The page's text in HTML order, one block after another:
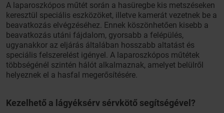
A laparoszkópos műtét során a hasüregbe kis metszéseken
keresztül speciális eszközöket, illetve kamerát vezetnek be a
beavatkozás elvégzéséhez. Ennek köszönhetően kisebb a
beavatkozás utáni fájdalom, gyorsabb a felépülés,
ugyanakkor az eljárás általában hosszabb altatást és
speciális felszerelést igényel. A laparoszkópos műtétek
többségénél szintén hálót alkalmaznak, amelyet belülről
helyeznek el a hasfal megerősítésére.
Kezelhető a lágyéksérv sérvkötő segítségével?